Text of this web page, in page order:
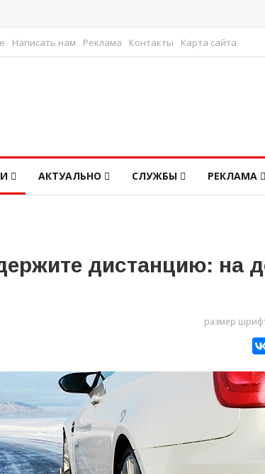
Написать нам Реклама Контакты Карта сайта
АКТУАЛЬНО СЛУЖБЫ РЕКЛАМА
дистанцию: на
размер